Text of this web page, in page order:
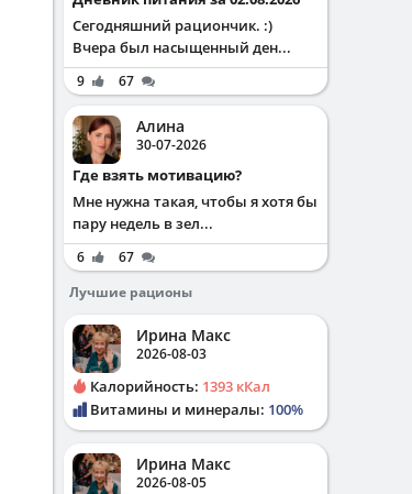
Сегодняшний рациончик. :)
Вчера был насыщенный ден...
9 67
Алина
30-07-2026
Где взять мотивацию?
Мне нужна такая, чтобы я хотя бы
пару недель в зел...
6
67
Лучшие рационы
Ирина Макс
2026-08-03
Калорийность: 1393 кКал
Витамины и минералы: 100%
Ирина Макс
2026-08-05